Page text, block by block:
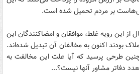
بر مردم تحمیل شده است.
این رویه غلط، موافقان و امضاکنندگان این
بودند اکنون به مخالفان آن تبدیل شده‌اند.
چنین طرحی پرسید که آیا علت این مخالفت به
دفاتر مشاور آنها نیست؟...